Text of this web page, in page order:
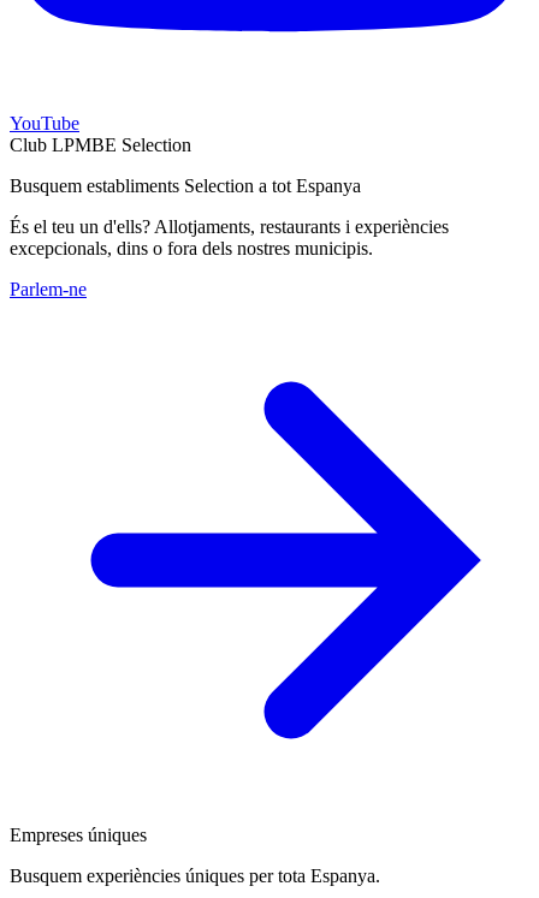
YouTube
Club LPMBE Selection
Busquem establiments Selection a tot Espanya
És el teu un d'ells? Allotjaments, restaurants i experiències
excepcionals, dins o fora dels nostres municipis.
Parlem-ne
Empreses úniques
Busquem experiències úniques per tota Espanya.